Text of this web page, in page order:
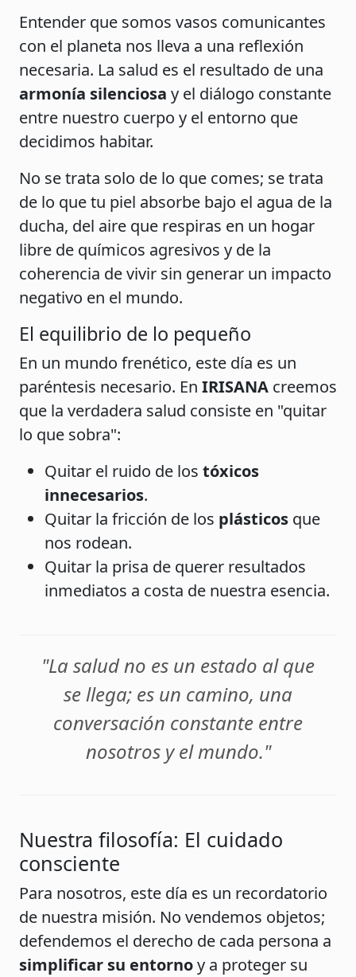
Entender que somos vasos comunicantes
con el planeta nos lleva a una reflexión
necesaria. La salud es el resultado de una
armonía silenciosa y el diálogo constante
entre nuestro cuerpo y el entorno que
decidimos habitar.
No se trata solo de lo que comes; se trata
de lo que tu piel absorbe bajo el agua de la
ducha, del aire que respiras en un hogar
libre de químicos agresivos y de la
coherencia de vivir sin generar un impacto
negativo en el mundo.
El equilibrio de lo pequeño
En un mundo frenético, este día es un
paréntesis necesario. En IRISANA creemos
que la verdadera salud consiste en "quitar
lo que sobra":
Quitar el ruido de los tóxicos
innecesarios.
Quitar la fricción de los plásticos que
nos rodean.
Quitar la prisa de querer resultados
inmediatos a costa de nuestra esencia.
"La salud no es un estado al que
se llega; es un camino, una
conversación constante entre
nosotros y el mundo."
Nuestra filosofía: El cuidado
consciente
Para nosotros, este día es un recordatorio
de nuestra misión. No vendemos objetos;
defendemos el derecho de cada persona a
simplificar su entornoy a proteger su